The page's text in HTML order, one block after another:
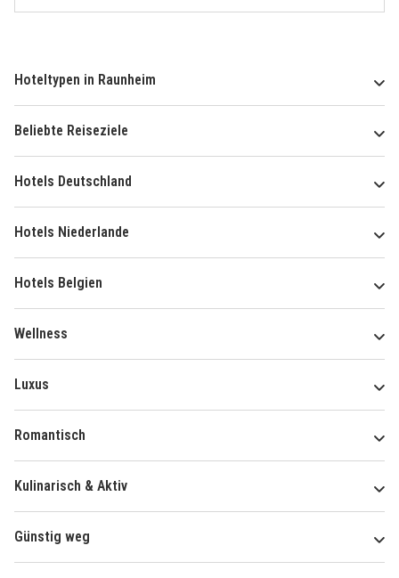
Hoteltypen in Raunheim
Beliebte Reiseziele
Hotels Deutschland
Hotels Niederlande
Hotels Belgien
Wellness
Luxus
Romantisch
Kulinarisch & Aktiv
Günstig weg